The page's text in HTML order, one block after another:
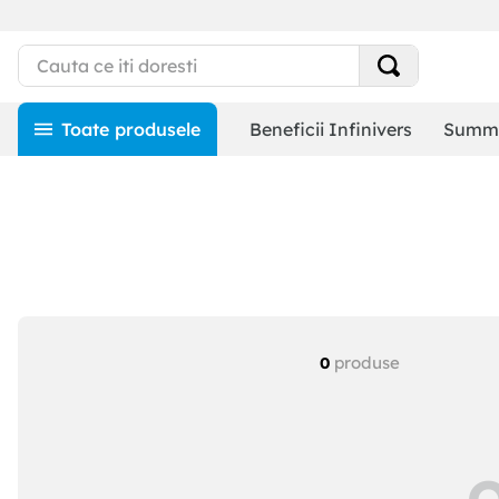
Beneficii Infinivers
0 produse